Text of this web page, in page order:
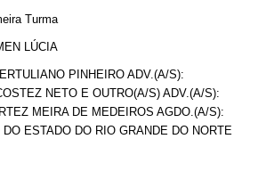
Turma
LÚCIA
PINHEIRO ADV.(A/S):
NETO E OUTRO(A/S) ADV.(A/S):
MEIRA DE MEDEIROS AGDO.(A/S):
ESTADO DO RIO GRANDE DO NORTE